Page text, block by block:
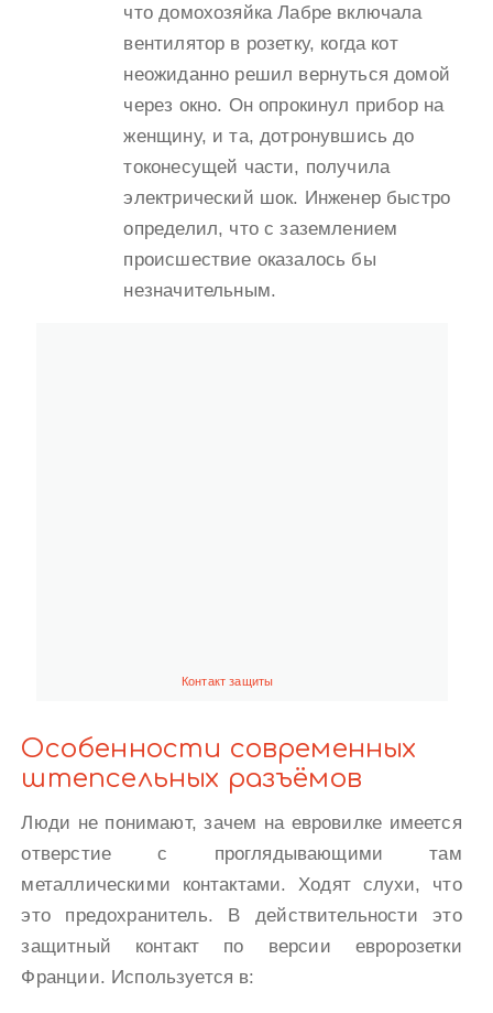
что домохозяйка Лабре включала
вентилятор в розетку, когда кот
неожиданно решил вернуться домой
через окно. Он опрокинул прибор на
женщину, и та, дотронувшись до
токонесущей части, получила
электрический шок. Инженер быстро
определил, что с заземлением
происшествие оказалось бы
незначительным.
Контакт защиты
Особенности современных
штепсельных разъёмов
Люди не понимают, зачем на евровилке имеется
отверстие с проглядывающими там
металлическими контактами. Ходят слухи, что
это предохранитель. В действительности это
защитный контакт по версии евророзетки
Франции. Используется в: